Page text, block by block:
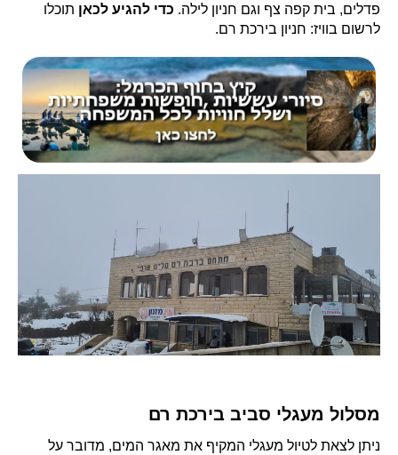
פדלים, בית קפה צף וגם חניון לילה. כדי להגיע לכאן תוכלו
לרשום בוויז: חניון בירכת רם.
מסלול מעגלי סביב בירכת רם
ניתן לצאת לטיול מעגלי המקיף את מאגר המים, מדובר על